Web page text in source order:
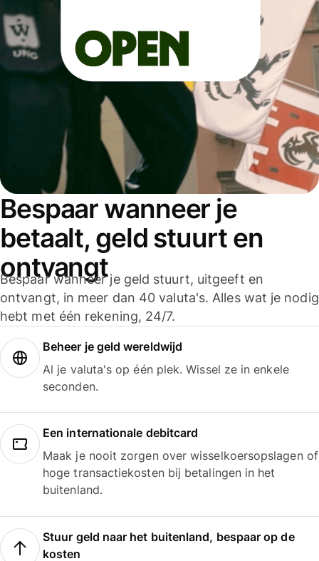
Bespaar wanneer je
betaalt, geld stuurt en
ontvangt
Bespaar wanneer je geld stuurt, uitgeeft en
ontvangt, in meer dan 40 valuta's. Alles wat je nodig
hebt met één rekening, 24/7.
Beheer je geld wereldwijd
Al je valuta's op één plek. Wissel ze in enkele
seconden.
Een internationale debitcard
Maak je nooit zorgen over wisselkoersopslagen of
hoge transactiekosten bij betalingen in het
buitenland.
Stuur geld naar het buitenland, bespaar op de
kosten